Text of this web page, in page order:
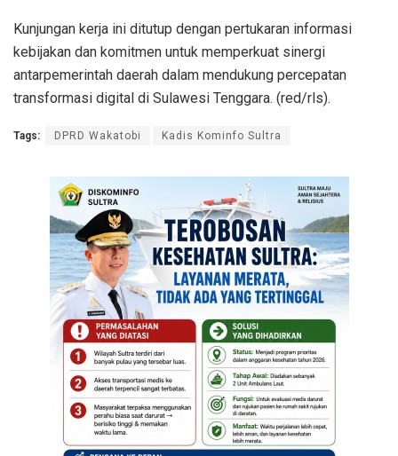
Kunjungan kerja ini ditutup dengan pertukaran informasi
kebijakan dan komitmen untuk memperkuat sinergi
antarpemerintah daerah dalam mendukung percepatan
transformasi digital di Sulawesi Tenggara. (red/rls).
Tags: DPRD Wakatobi Kadis Kominfo Sultra